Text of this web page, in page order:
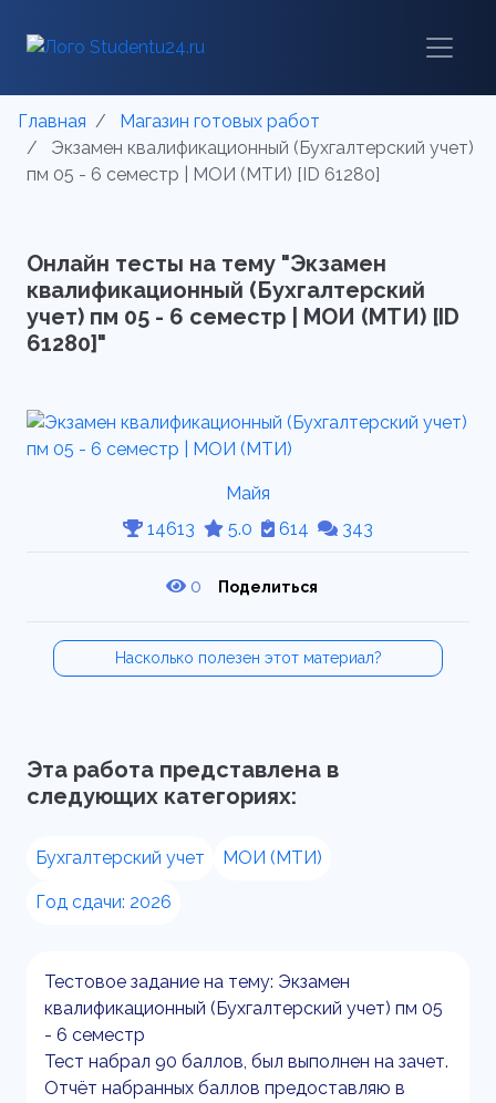
Главная
Магазин готовых работ
Экзамен квалификационный (Бухгалтерский учет)
пм 05 - 6 семестр | МОИ (МТИ) [ID 61280]
Онлайн тесты на тему "Экзамен
квалификационный (Бухгалтерский
учет) пм 05 - 6 семестр | МОИ (МТИ) [ID
61280]"
Майя
14613
5.0 614 343
0 Поделиться
Насколько полезен этот материал?
Эта работа представлена в
следующих категориях:
Бухгалтерский учет МОИ (МТИ)
Год сдачи: 2026
Тестовое задание на тему: Экзамен
квалификационный (Бухгалтерский учет) пм 05
- 6 семестр
Тест набрал 90 баллов, был выполнен на зачет.
Отчёт набранных баллов предоставляю в